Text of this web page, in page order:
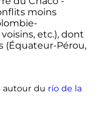
moins
etc.), dont
(Équateur-Pérou,
autour du río de la